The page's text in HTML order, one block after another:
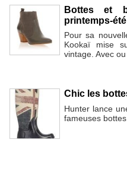
Bottes et
printemps-
Pour sa
Kookaï mise
vintage. Avec
Chic les
Hunter lance
fameuses